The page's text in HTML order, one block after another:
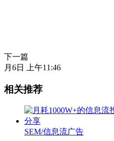
下一篇
月6日 上午11:46
相关推荐
SEM/信息流广告